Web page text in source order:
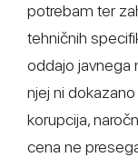
potrebam ter
tehničnih
oddajo javnega
njej ni
korupcija,
cena ne